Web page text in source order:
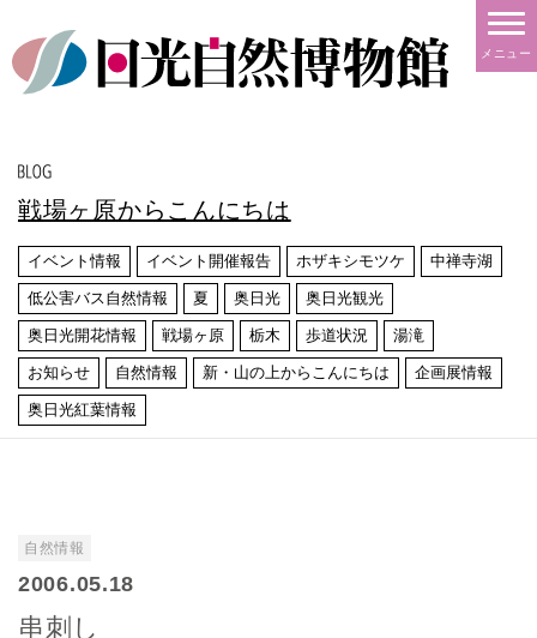
メニュー
戦場ヶ原からこんにちは
イベント情報 イベント開催報告 ホザキシモツケ 中禅寺湖
低公害バス自然情報 夏 奥日光 奥日光観光
奥日光開花情報 戦場ヶ原 栃木 歩道状況 湯滝
お知らせ 自然情報 新・山の上からこんにちは 企画展情報
奥日光紅葉情報
自然情報
2006.05.18
串刺し